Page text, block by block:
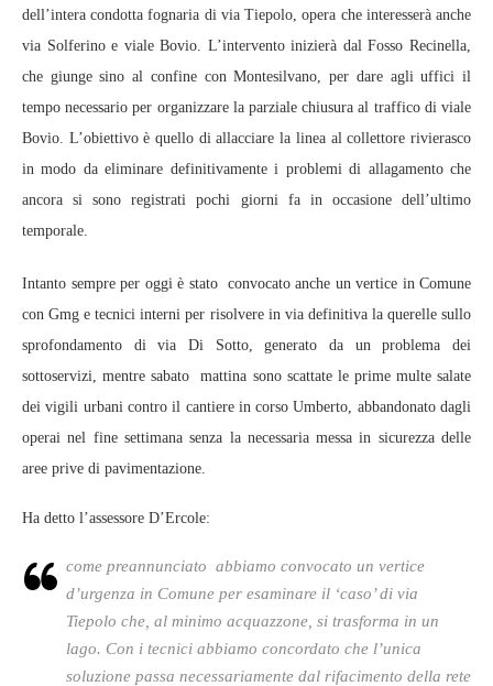
dell’intera condotta fognaria di via Tiepolo, opera che interesserà anche
via Solferino e viale Bovio. L’intervento inizierà dal Fosso Recinella,
che giunge sino al confine con Montesilvano, per dare agli uffici il
tempo necessario per organizzare la parziale chiusura al traffico di viale
Bovio. L’obiettivo è quello di allacciare la linea al collettore rivierasco
in modo da eliminare definitivamente i problemi di allagamento che
ancora si sono registrati pochi giorni fa in occasione dell’ultimo
temporale.
Intanto sempre per oggi è stato convocato anche un vertice in Comune
con Gmg e tecnici interni per risolvere in via definitiva la querelle sullo
sprofondamento di via Di Sotto, generato da un problema dei
sottoservizi, mentre sabato mattina sono scattate le prime multe salate
dei vigili urbani contro il cantiere in corso Umberto, abbandonato dagli
operai nel fine settimana senza la necessaria messa in sicurezza delle
aree prive di pavimentazione.
Ha detto l’assessore D’Ercole:
come preannunciato abbiamo convocato un vertice
d’urgenza in Comune per esaminare il ‘caso’ di via
Tiepolo che, al minimo acquazzone, si trasforma in un
lago. Con i tecnici abbiamo concordato che l’unica
soluzione passa necessariamente dal rifacimento della rete